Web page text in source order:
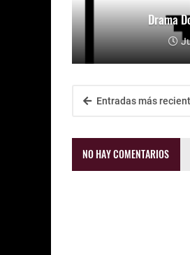
Drama
Entradas más
NO HAY COMENTARIOS